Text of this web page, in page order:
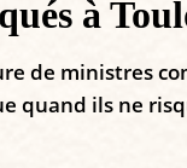
à
de ministres
quand ils ne